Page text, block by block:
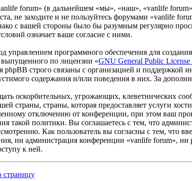
forum» (в дальнейшем «мы», «наш», «vanlife
не заходите и не пользуйтесь форумами «vanlife
с вашей стороны было бы разумным регулярно
означает ваше согласие с ними.
программного обеспечения для
по лицензии «GNU General Public License
phpBB строго связаны с организацией и поддержкой
содержания и/или поведения в них. За
оскорбительных, угрожающих, клеветнических
страны, страны, которая предоставляет услуги
отключению от конференции, при этом ваш
такой политики. Вы соглашаетесь с тем, что
Как пользователь вы согласны с тем, что
ни администрация конференции «vanlife forum»,
к ней.
страницу